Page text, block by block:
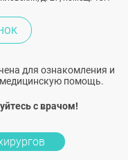
для ознакомления и
помощь.
с врачом!